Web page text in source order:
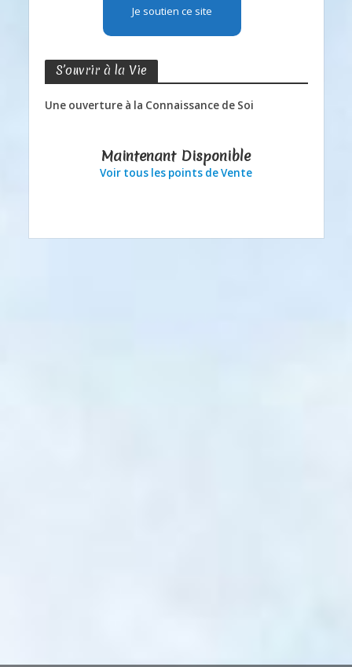
Je soutien ce site
S’ouvrir à la Vie
Une ouverture à la Connaissance de Soi
Maintenant Disponible
Voir tous les points de Vente